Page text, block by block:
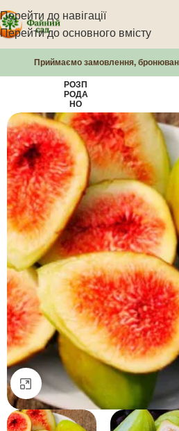
Перейти до навігації
Перейти до основного вмісту
Приймаємо замовлення,
РОЗП
РОДА
НО
Натисніть, щоб збільшити